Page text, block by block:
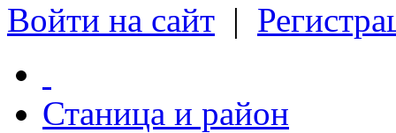
Войти на сайт |
Станица и район